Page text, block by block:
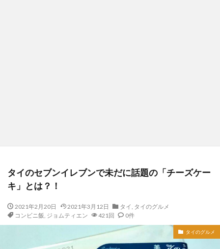
タイのセブンイレブンで未だに話題の「チーズケー
キ」とは？！
2021年2月20日 2021年3月12日 タイ, タイのグルメ
コンビニ飯, ジョムティエン 421回 0件
タイのグルメ